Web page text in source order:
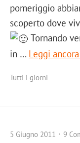
pomeriggio
scoperto dove
Tornando
in … Leggi
Tutti i giorni
5 Giugno 2011 9